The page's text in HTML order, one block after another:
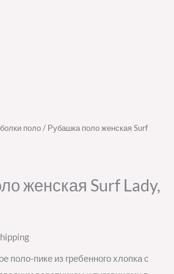
поло/ Рубашка поло женская Surf
женская Surf Lady,
поло-пике из гребенного хлопка с